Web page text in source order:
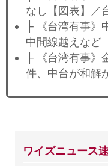
なし【図表】／
├ 《台湾有事》
中間線越えなど
├ 《台湾有事》
件、中台が和解
ワイズニュース